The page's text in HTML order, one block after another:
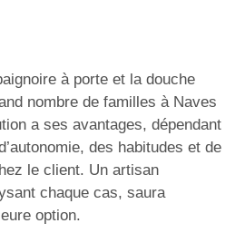
à porte et la douche
nombre de familles à Naves
a ses avantages, dépendant
des habitudes et de
le client. Un artisan
chaque cas, saura
option.